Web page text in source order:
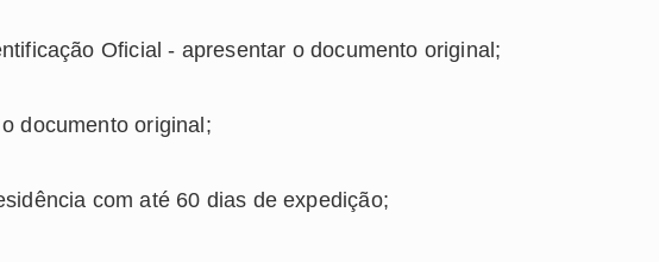
Oficial - apresentar o documento original;
documento original;
com até 60 dias de expedição;